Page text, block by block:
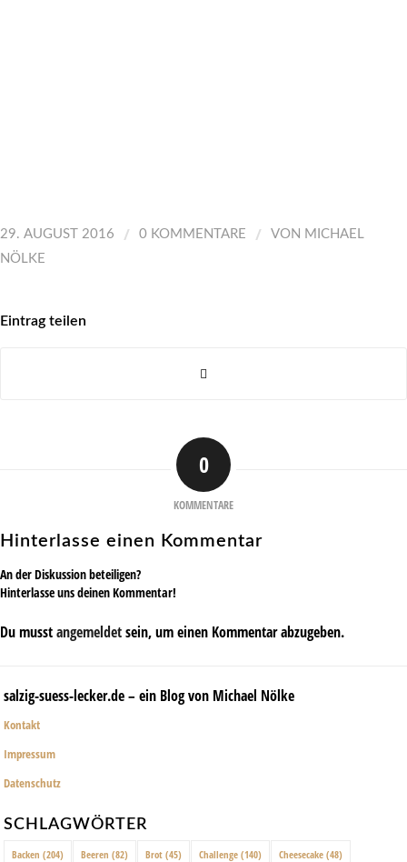
29. AUGUST 2016 / 0 KOMMENTARE / VON MICHAEL
NÖLKE
Eintrag teilen
0
KOMMENTARE
Hinterlasse einen Kommentar
An der Diskussion beteiligen?
Hinterlasse uns deinen Kommentar!
Du musstangemeldetsein, um einen Kommentar abzugeben.
salzig-suess-lecker.de – ein Blog von Michael Nölke
Kontakt
Impressum
Datenschutz
SCHLAGWÖRTER
Backen (204) Beeren (82) Brot (45) Challenge (140) Cheesecake (48)